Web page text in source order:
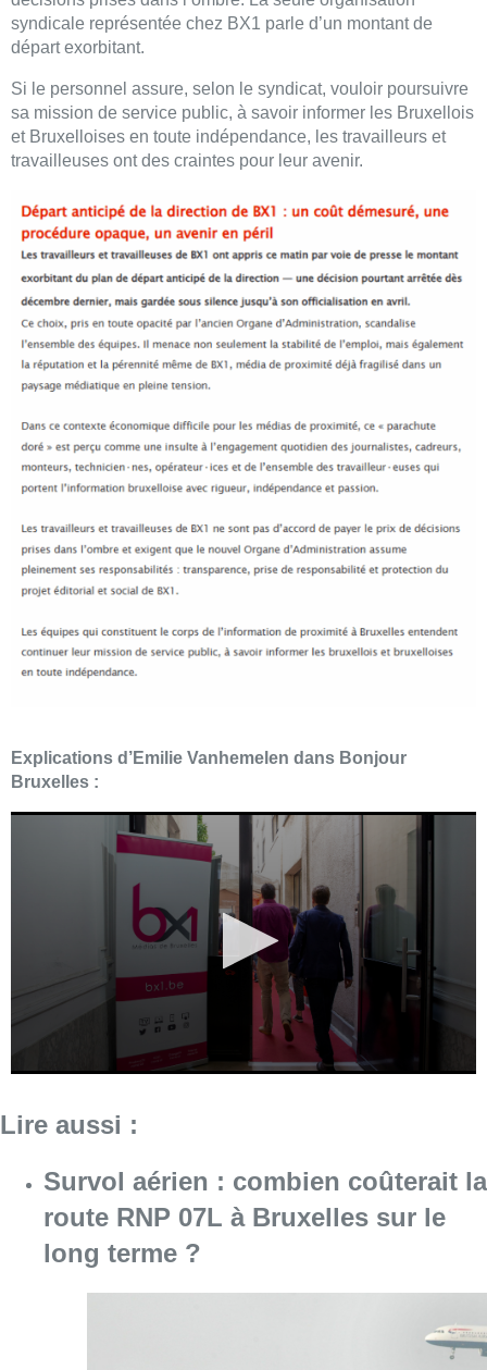
syndicale représentée chez BX1 parle d’un montant de
départ exorbitant.
Si le personnel assure, selon le syndicat, vouloir poursuivre
sa mission de service public, à savoir informer les Bruxellois
et Bruxelloises en toute indépendance, les travailleurs et
travailleuses ont des craintes pour leur avenir.
Explications d’Emilie Vanhemelen dans Bonjour
Bruxelles :
Lire aussi :
Survol aérien : combien coûterait la
route RNP 07L à Bruxelles sur le
long terme ?